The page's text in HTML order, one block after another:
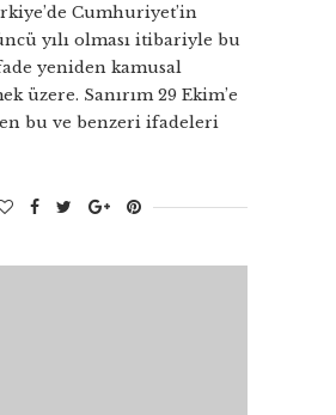
Cumhuriyet’in
yılı olması itibariyle bu
yeniden kamusal
üzere. Sanırım 29 Ekim’e
bu ve benzeri ifadeleri